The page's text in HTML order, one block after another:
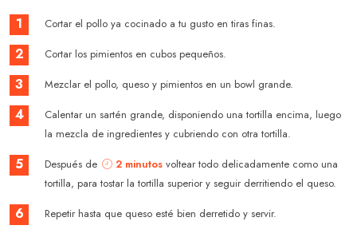
1 Cortar el pollo ya cocinado a tu gusto en tiras finas.
2 Cortar los pimientos en cubos pequeños.
3 Mezclar el pollo, queso y pimientos en un bowl grande.
4
Calentar un sartén grande, disponiendo una tortilla encima, luego
la mezcla de ingredientes y cubriendo con otra tortilla.
5 Después de 2 minutosvoltear todo delicadamente como una
tortilla, para tostar la tortilla superior y seguir derritiendo el queso.
6 Repetir hasta que queso esté bien derretido y servir.